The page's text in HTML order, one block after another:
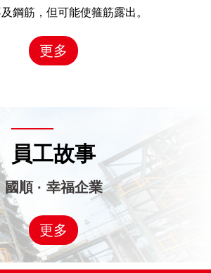
鋼筋，但可能使箍筋露出。
更多
員工故事
國順 · 幸福企業
更多